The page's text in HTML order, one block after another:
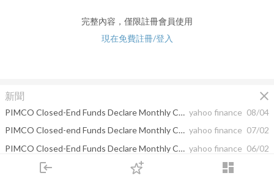
login dashboard
下單
完整內容，僅限註冊會員使用
現在免費註冊/登入
新聞 close
PIMCO Closed-End Funds Declare Monthly Common Share Distributions yahoo finance 08/04
PIMCO Closed-end Funds Declare Monthly Common Share Distributions yahoo finance 07/02
PIMCO Closed-End Funds Declare Monthly Common Share Distributions yahoo finance 06/02
yahoo finance